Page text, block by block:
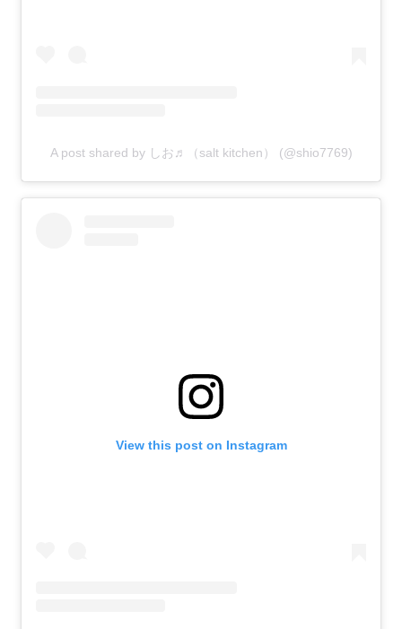
A post shared by しお♬（salt kitchen） (@shio7769)
View this post on Instagram